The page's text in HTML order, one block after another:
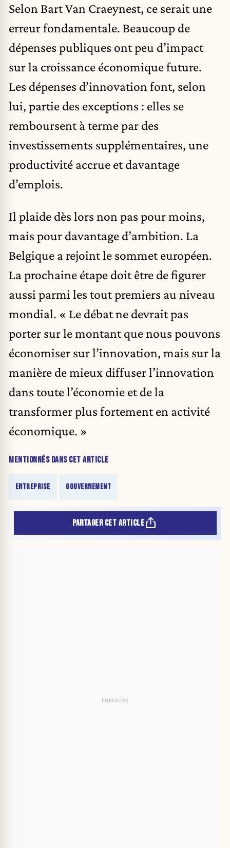
Selon Bart Van Craeynest, ce serait une
erreur fondamentale. Beaucoup de
dépenses publiques ont peu d’impact
sur la croissance économique future.
Les dépenses d’innovation font, selon
lui, partie des exceptions : elles se
remboursent à terme par des
investissements supplémentaires, une
productivité accrue et davantage
d’emplois.
Il plaide dès lors non pas pour moins,
mais pour davantage d’ambition. La
Belgique a rejoint le sommet européen.
La prochaine étape doit être de figurer
aussi parmi les tout premiers au niveau
mondial. « Le débat ne devrait pas
porter sur le montant que nous pouvons
économiser sur l’innovation, mais sur la
manière de mieux diffuser l’innovation
dans toute l’économie et de la
transformer plus fortement en activité
économique. »
MENTIONNÉS DANS CET ARTICLE
ENTREPRISE GOUVERNEMENT
PARTAGER CET ARTICLE